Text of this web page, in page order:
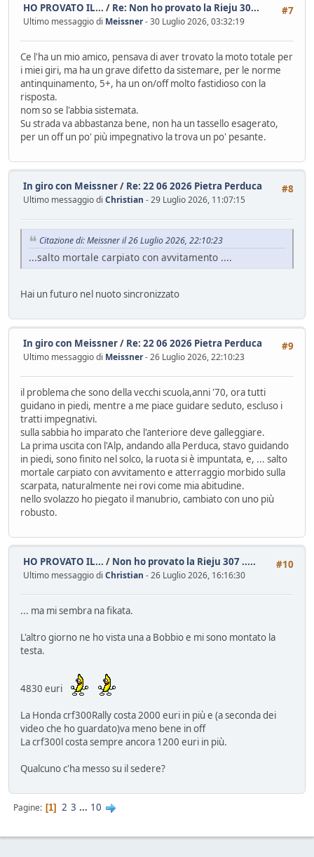
#7
HO PROVATO IL... / Re: Non ho provato la Rieju 30...
Ultimo messaggio di Meissner- 30 Luglio 2026, 03:32:19
Ce l'ha un mio amico, pensava di aver trovato la moto totale per
i miei giri, ma ha un grave difetto da sistemare, per le norme
antinquinamento, 5+, ha un on/off molto fastidioso con la
risposta.
nom so se l'abbia sistemata.
Su strada va abbastanza bene, non ha un tassello esagerato,
per un off un po' più impegnativo la trova un po' pesante.
#8
In giro con Meissner/ Re: 22 06 2026 Pietra Perduca
Ultimo messaggio di Christian - 29 Luglio 2026, 11:07:15
Citazione di: Meissner il 26 Luglio 2026, 22:10:23
...salto mortale carpiato con avvitamento ....
Hai un futuro nel nuoto sincronizzato
#9
In giro con Meissner/ Re: 22 06 2026 Pietra Perduca
Ultimo messaggio di Meissner- 26 Luglio 2026, 22:10:23
il problema che sono della vecchi scuola,anni '70, ora tutti
guidano in piedi, mentre a me piace guidare seduto, escluso i
tratti impegnativi.
sulla sabbia ho imparato che l'anteriore deve galleggiare.
La prima uscita con l'Alp, andando alla Perduca, stavo guidando
in piedi, sono finito nel solco, la ruota si è impuntata, e, ... salto
mortale carpiato con avvitamento e atterraggio morbido sulla
scarpata, naturalmente nei rovi come mia abitudine.
nello svolazzo ho piegato il manubrio, cambiato con uno più
robusto.
#10
HO PROVATO IL... / Non ho provato la Rieju 307 .....
Ultimo messaggio di Christian - 26 Luglio 2026, 16:16:30
... ma mi sembra na fikata.
L'altro giorno ne ho vista una a Bobbio e mi sono montato la
testa.
4830 euri
La Honda crf300Rally costa 2000 euri in più e (a seconda dei
video che ho guardato)va meno bene in off
La crf300l costa sempre ancora 1200 euri in più.
Qualcuno c'ha messo su il sedere?
Pagine 1 2 3 ... 10